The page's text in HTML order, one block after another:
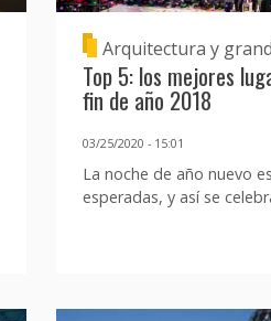
Arquitectura y
Top 5: los mejores
fin de año 2018
03/25/2020 - 15:01
La noche de año nuevo
esperadas, y así se